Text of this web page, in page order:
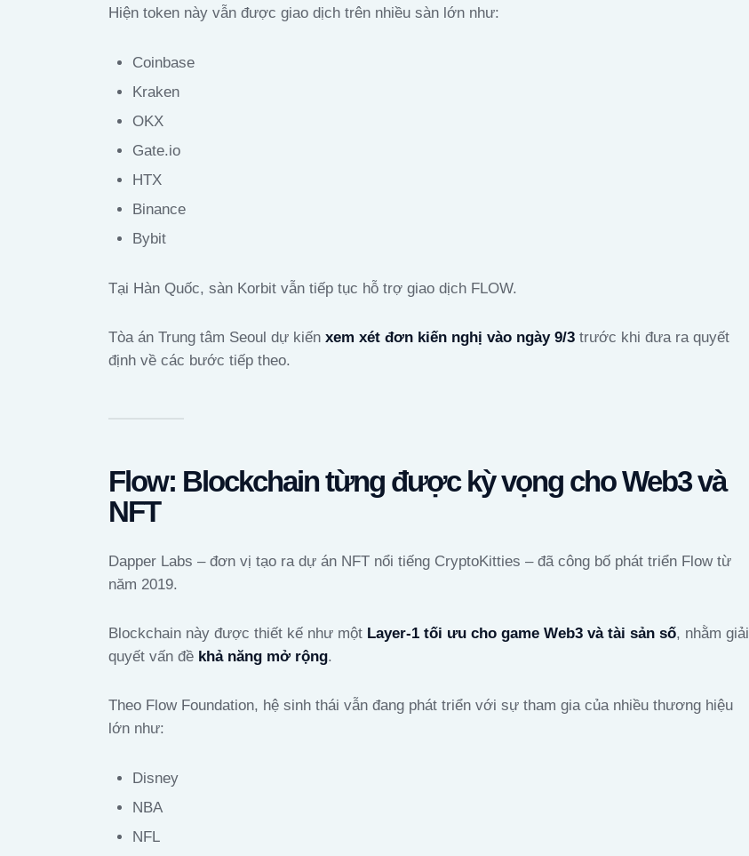
Hiện token này vẫn được giao dịch trên nhiều sàn lớn như:
Coinbase
Kraken
OKX
Gate.io
HTX
Binance
Bybit
Tại Hàn Quốc, sàn Korbit vẫn tiếp tục hỗ trợ giao dịch FLOW.
Tòa án Trung tâm Seoul dự kiến xem xét đơn kiến nghị vào ngày 9/3 trước khi đưa ra quyết
định về các bước tiếp theo.
Flow: Blockchain từng được kỳ vọng cho Web3 và
NFT
Dapper Labs – đơn vị tạo ra dự án NFT nổi tiếng CryptoKitties – đã công bố phát triển Flow từ
năm 2019.
Blockchain này được thiết kế như một Layer-1 tối ưu cho game Web3 và tài sản số, nhằm giải
quyết vấn đề khả năng mở rộng.
Theo Flow Foundation, hệ sinh thái vẫn đang phát triển với sự tham gia của nhiều thương hiệu
lớn như:
Disney
NBA
NFL